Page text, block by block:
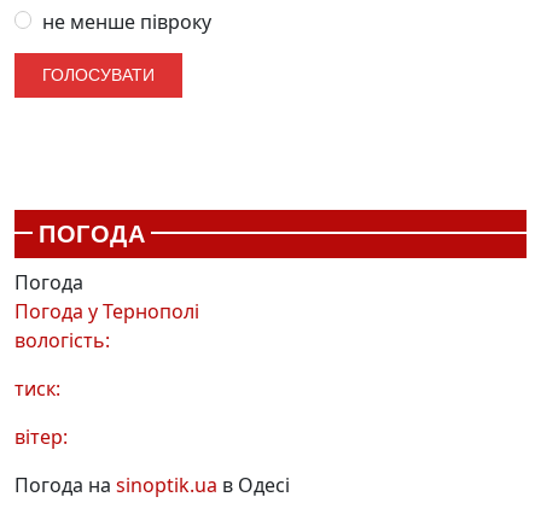
не менше півроку
ПОГОДА
Погода
Погода уТернополі
вологість:
тиск:
вітер:
Погода на sinoptik.ua в Одесі